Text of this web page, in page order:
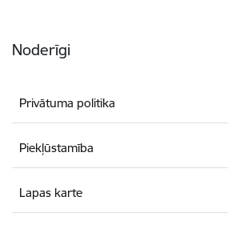
Noderīgi
Privātuma politika
Piekļūstamība
Lapas karte